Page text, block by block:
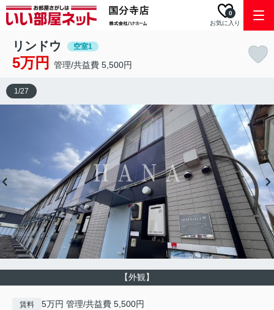
お気に入り
0
リンドウ 空室1
5万円 管理/共益費 5,500円
【外観】
1/27
賃料 5万円 管理/共益費 5,500円